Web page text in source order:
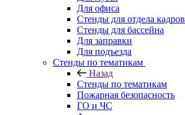
Для офиса
Стенды для отдела кадров
Стенды для бассейна
Для заправки
Для подъезда
Стенды по тематикам
Назад
Стенды по тематикам
Пожарная безопасность
ГО и ЧС